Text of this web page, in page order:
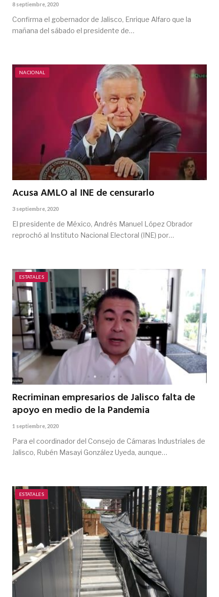
8 septiembre, 2020
Confirma el gobernador de Jalisco, Enrique Alfaro que la
mañana del sábado el presidente de…
NACIONAL
Acusa AMLO al INE de censurarlo
3 septiembre, 2020
El presidente de México, Andrés Manuel López Obrador
reprochó al Instituto Nacional Electoral (INE) por…
ESTATALES
Recriminan empresarios de Jalisco falta de
apoyo en medio de la Pandemia
1 septiembre, 2020
Para el coordinador del Consejo de Cámaras Industriales de
Jalisco, Rubén Masayi González Uyeda, aunque…
ESTATALES